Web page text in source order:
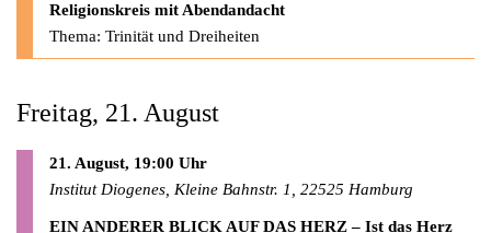
Religionskreis mit Abendandacht
Thema: Trinität und Dreiheiten
Freitag, 21. August
21. August, 19:00 Uhr
Institut Diogenes, Kleine Bahnstr. 1, 22525 Hamburg
EIN ANDERER BLICK AUF DAS HERZ – Ist das Herz